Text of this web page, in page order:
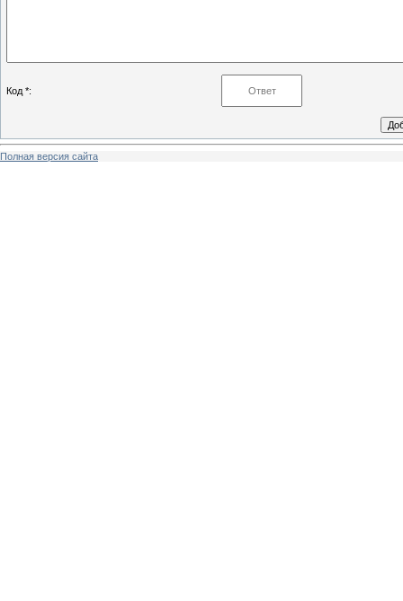
Код *:
Полная версия сайта